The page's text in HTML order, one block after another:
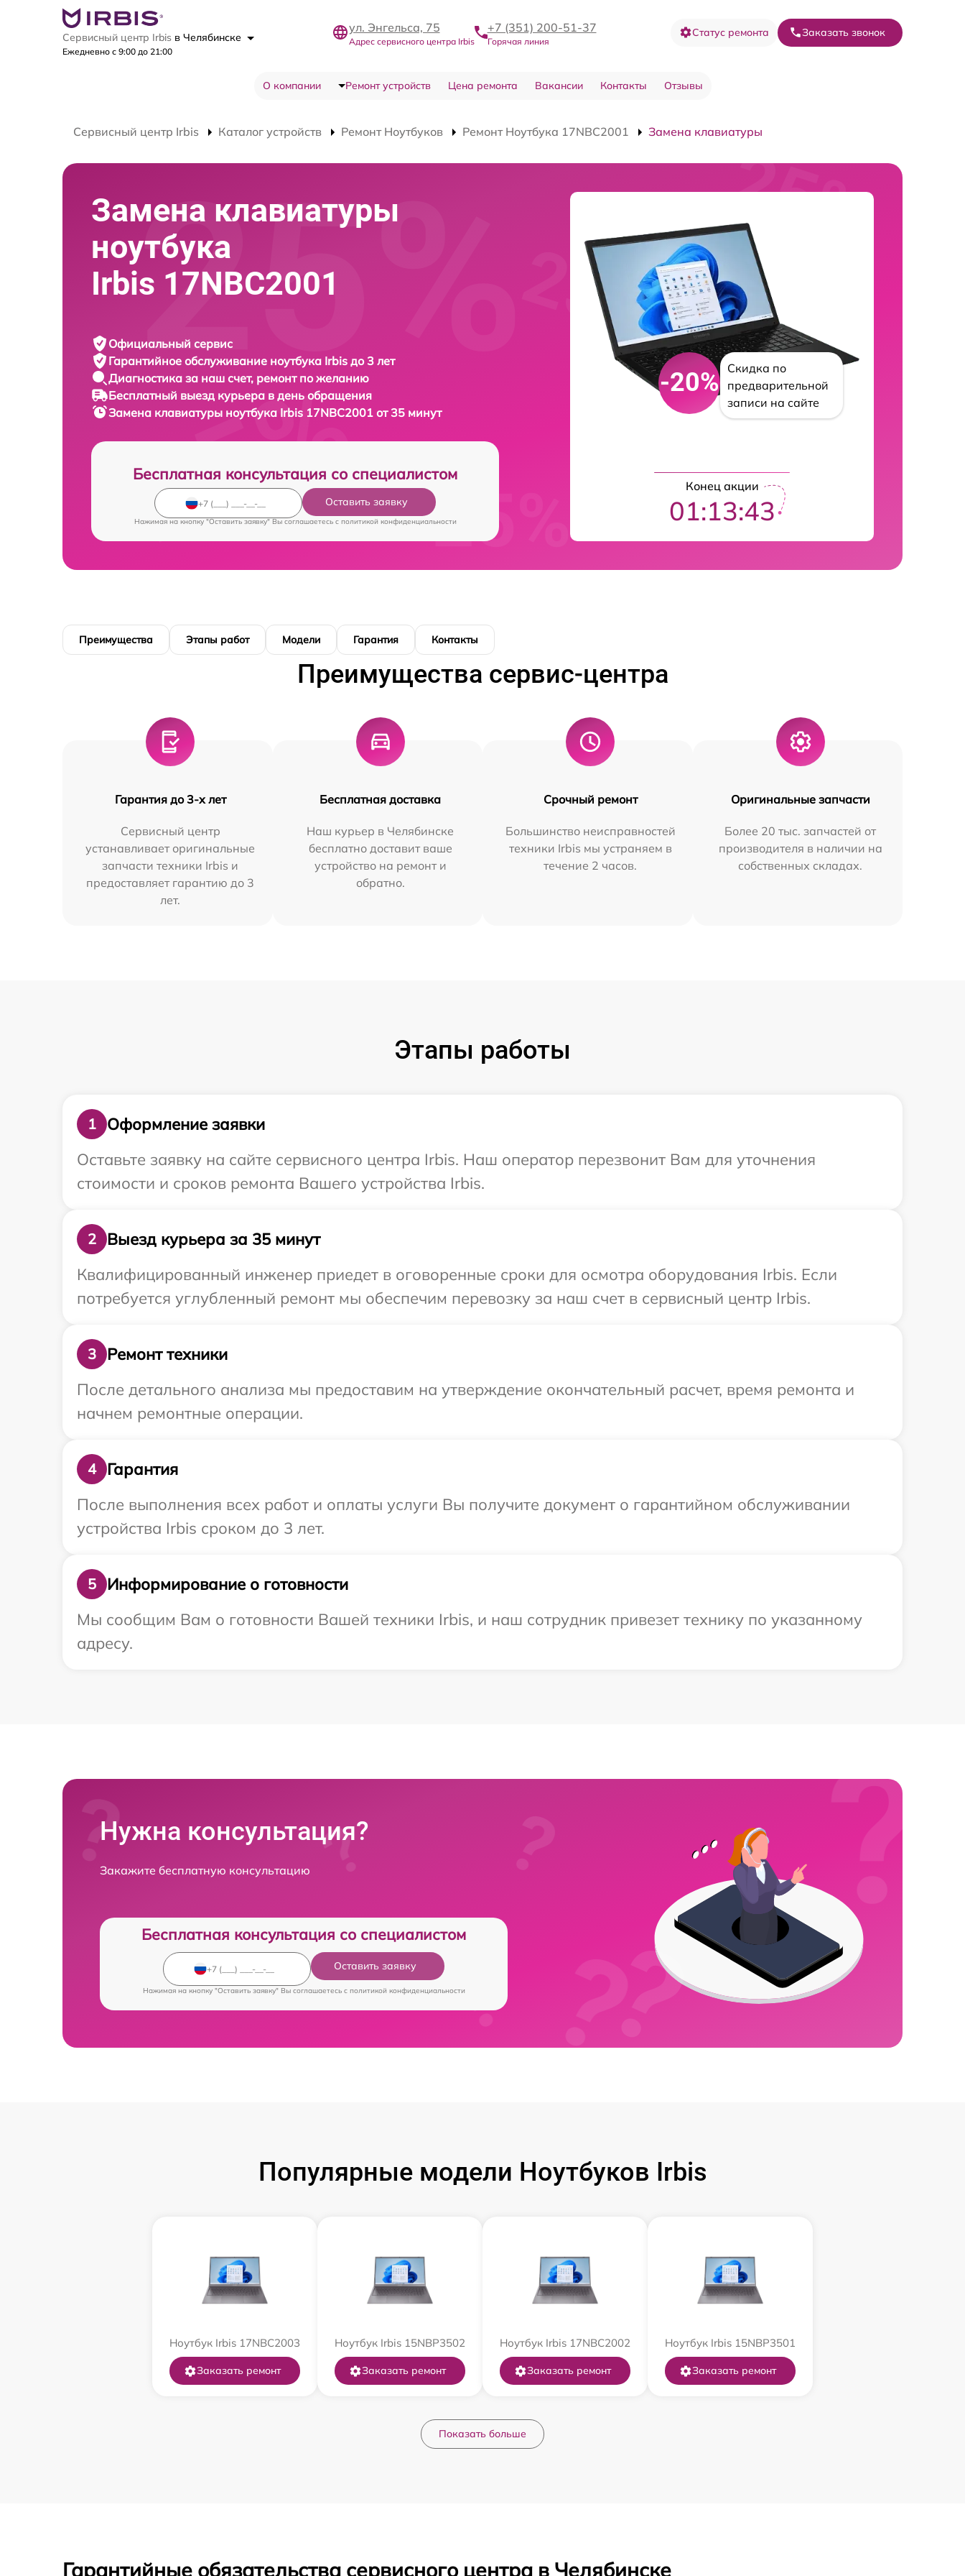
Сервисный центр Irbis в Челябинске
Ежедневно с 9:00 до 21:00
ул. Энгельса, 75
Адрес сервисного центра Irbis
+7 (351) 200-51-37
Горячая линия
Статус ремонта Заказать звонок
О компании Ремонт устройств Цена ремонта Вакансии Контакты Отзывы
Сервисный центр Irbis Каталог устройств Ремонт Ноутбуков Ремонт Ноутбука 17NBC2001 Замена клавиатуры
Замена клавиатуры
ноутбука
Irbis 17NBC2001
Официальный сервис
Гарантийное обслуживание ноутбука Irbis до 3 лет
Диагностика за наш счет, ремонт по желанию
Бесплатный выезд курьера в день обращения
Замена клавиатуры ноутбука Irbis 17NBC2001 от 35 минут
Бесплатная консультация со специалистом
Оставить заявку
Нажимая на кнопку "Оставить заявку" Вы соглашаетесь c политикой конфиденциальности
-20%
Скидка по
предварительной
записи на сайте
Конец акции
01:13:42
Преимущества Этапы работ Модели Гарантия Контакты
Преимущества сервис-центра
Гарантия до 3-х лет
Сервисный центр
устанавливает оригинальные
запчасти техники Irbis и
предоставляет гарантию до 3
лет.
Бесплатная доставка
Наш курьер в Челябинске
бесплатно доставит ваше
устройство на ремонт и
обратно.
Срочный ремонт
Большинство неисправностей
техники Irbis мы устраняем в
течение 2 часов.
Оригинальные запчасти
Более 20 тыс. запчастей от
производителя в наличии на
собственных складах.
Этапы работы
1
Оформление заявки
Оставьте заявку на сайте сервисного центра Irbis. Наш оператор перезвонит Вам для уточнения
стоимости и сроков ремонта Вашего устройства Irbis.
2
Выезд курьера за 35 минут
Квалифицированный инженер приедет в оговоренные сроки для осмотра оборудования Irbis. Если
потребуется углубленный ремонт мы обеспечим перевозку за наш счет в сервисный центр Irbis.
3
Ремонт техники
После детального анализа мы предоставим на утверждение окончательный расчет, время ремонта и
начнем ремонтные операции.
4
Гарантия
После выполнения всех работ и оплаты услуги Вы получите документ о гарантийном обслуживании
устройства Irbis сроком до 3 лет.
5
Информирование о готовности
Мы сообщим Вам о готовности Вашей техники Irbis, и наш сотрудник привезет технику по указанному
адресу.
Нужна консультация?
Закажите бесплатную консультацию
Бесплатная консультация со специалистом
Оставить заявку
Нажимая на кнопку "Оставить заявку" Вы соглашаетесь c политикой конфиденциальности
Популярные модели Ноутбуков Irbis
Ноутбук Irbis 17NBC2003
Заказать ремонт
Ноутбук Irbis 15NBP3502
Заказать ремонт
Ноутбук Irbis 17NBC2002
Заказать ремонт
Ноутбук Irbis 15NBP3501
Заказать ремонт
Показать больше
Гарантийные обязательства сервисного центра в Челябинске